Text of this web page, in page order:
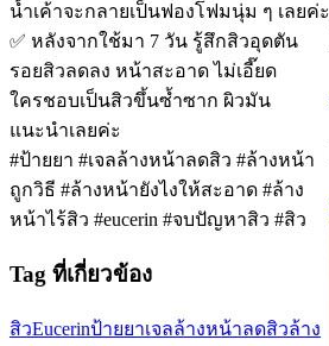
น้ำเค้าจะกลายเป็นฟองโฟมนุ่ม ๆ เลยค่ะ
✅ หลังจากใช้มา 7 วัน รู้สึกสิวอุดตัน
รอยสิวลดลง หน้าสะอาด ไม่เอี๊ยด
ใครชอบเป็นสิวขึ้นซ้ำซาก ผิวมัน
แนะนำเลยค่ะ
#ป้ายยา #เจลล้างหน้าลดสิว #ล้างหน้า
ถูกวิธี #ล้างหน้ายังไงให้สะอาด #ล้าง
หน้าไร้สิว #eucerin #จบปัญหาสิว #สิว
Tag ที่เกี่ยวข้อง
สิวEucerinป้ายยาเจลล้างหน้าลดสิวล้าง